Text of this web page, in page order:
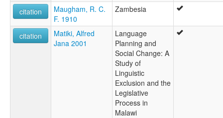
citation
Maugham, R. C.
F. 1910
Zambesia
citation
Matiki, Alfred
Jana 2001
Language
Planning and
Social Change: A
Study of
Linguistic
Exclusion and the
Legislative
Process in
Malawi